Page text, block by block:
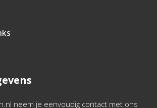
neem je eenvoudig contact met ons